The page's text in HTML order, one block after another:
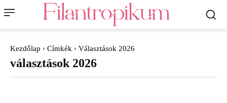
Kezdőlap Címkék Választások 2026
választások 2026